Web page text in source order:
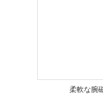
柔軟な腕